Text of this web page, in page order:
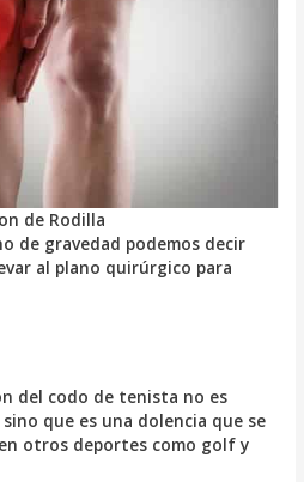
de Rodilla
de gravedad podemos decir
al plano quirúrgico para
del codo de tenista no es
que es una dolencia que se
otros deportes como golf y